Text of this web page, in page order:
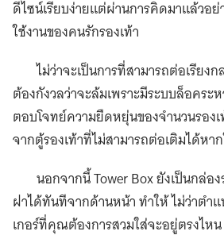
ดีไซน์เรียบง่ายแต่ผ่านการคิดมาแล้วอ
ใช้งานของคนรักรองเท้า
ไม่ว่าจะเป็นการที่สามารถต่อเรียง
ต้องกังวลว่าจะล้มเพราะมีระบบล็อคระ
ตอบโจทย์ความยืดหยุ่นของจำนวนรอง
จากตู้รองเท้าที่ไม่สามารถต่อเติมได้หา
นอกจากนี้ Tower Box ยังเป็นกล่อ
ฝาได้ทันทีจากด้านหน้า ทำให้ ไม่ว่าตำ
เกอร์ที่คุณต้องการสวมใส่จะอยู่ตรงไห